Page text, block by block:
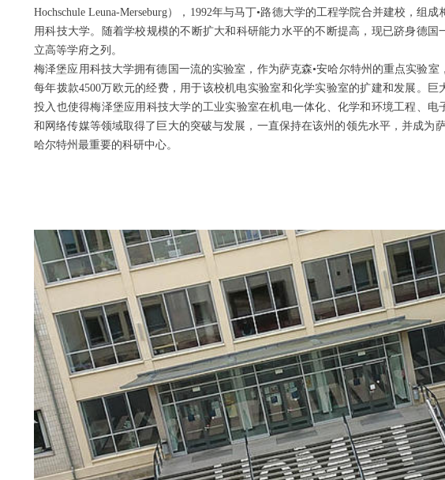
Hochschule Leuna-Merseburg），1992年与马丁•路德大学的工程学院合并建校，组成
用科技大学。随着学校规模的不断扩大和科研能力水平的不断提高，现已跻身德国
立高等学府之列。
梅泽堡应用科技大学拥有德国一流的实验室，作为萨克森•安哈尔特州的重点实验室
每年拨款4500万欧元的经费，用于该校机电实验室和化学实验室的扩建和发展。巨
投入也使得梅泽堡应用科技大学的工业实验室在机电一体化、化学和环境工程、电
和网络传媒等领域取得了巨大的突破与发展，一直保持在该州的领先水平，并成为
哈尔特州最重要的科研中心。